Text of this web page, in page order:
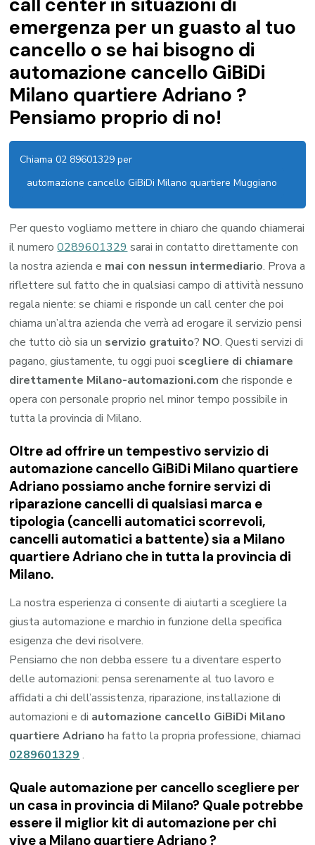
emergenza per un guasto al tuo
cancello o se hai bisogno di
automazione cancello GiBiDi
Milano quartiere Adriano ?
Pensiamo proprio di no!
Chiama 02 89601329 per
automazione cancello GiBiDi Milano quartiere Muggiano
Per questo vogliamo mettere in chiaro che quando chiamerai
il numero0289601329 sarai in contatto direttamente con
la nostra azienda e mai con nessun intermediario. Prova a
riflettere sul fatto che in qualsiasi campo di attività nessuno
regala niente: se chiami e risponde un call center che poi
chiama un’altra azienda che verrà ad erogare il servizio pensi
che tutto ciò sia un servizio gratuito? NO. Questi servizi di
pagano, giustamente, tu oggi puoi scegliere di chiamare
direttamente Milano-automazioni.com che risponde e
opera con personale proprio nel minor tempo possibile in
tutta la provincia di Milano.
Oltre ad offrire un tempestivo servizio di
automazione cancello GiBiDi Milano quartiere
Adriano possiamo anche fornire servizi di
riparazione cancelli di qualsiasi marca e
tipologia (cancelli automatici scorrevoli,
cancelli automatici a battente) sia a Milano
quartiere Adriano che in tutta la provincia di
Milano.
La nostra esperienza ci consente di aiutarti a scegliere la
giusta automazione e marchio in funzione della specifica
esigenza che devi risolvere.
Pensiamo che non debba essere tu a diventare esperto
delle automazioni: pensa serenamente al tuo lavoro e
affidati a chi dell’assistenza, riparazione, installazione di
automazioni e di automazione cancello GiBiDi Milano
quartiere Adriano ha fatto la propria professione, chiamaci
0289601329 .
Quale automazione per cancello scegliere per
un casa in provincia di Milano? Quale potrebbe
essere il miglior kit di automazione per chi
vive a Milano quartiere Adriano?